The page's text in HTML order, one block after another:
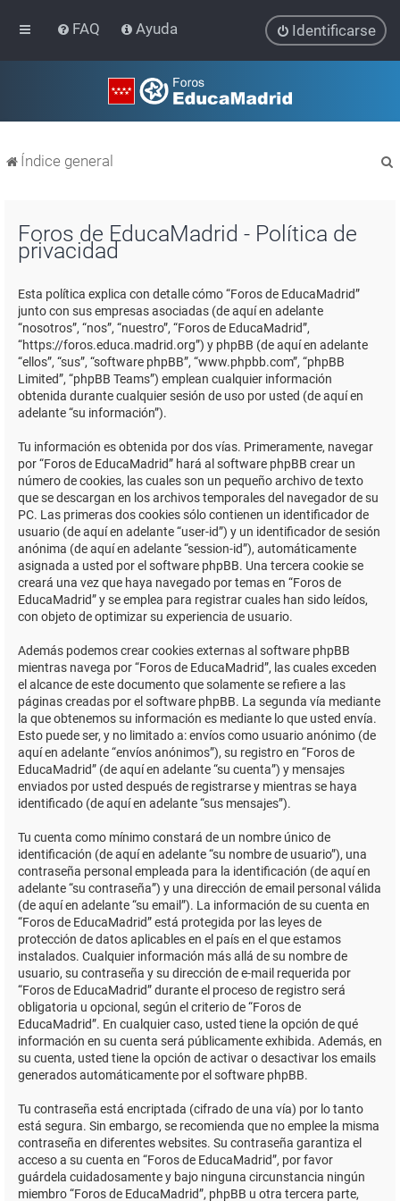
FAQ Ayuda Identificarse
Índice general
Foros de EducaMadrid - Política de
privacidad
Esta política explica con detalle cómo “Foros de EducaMadrid”
junto con sus empresas asociadas (de aquí en adelante
“nosotros”, “nos”, “nuestro”, “Foros de EducaMadrid”,
“https://foros.educa.madrid.org”) y phpBB (de aquí en adelante
“ellos”, “sus”, “software phpBB”, “www.phpbb.com”, “phpBB
Limited”, “phpBB Teams”) emplean cualquier información
obtenida durante cualquier sesión de uso por usted (de aquí en
adelante “su información”).
Tu información es obtenida por dos vías. Primeramente, navegar
por “Foros de EducaMadrid” hará al software phpBB crear un
número de cookies, las cuales son un pequeño archivo de texto
que se descargan en los archivos temporales del navegador de su
PC. Las primeras dos cookies sólo contienen un identificador de
usuario (de aquí en adelante “user-id”) y un identificador de sesión
anónima (de aquí en adelante “session-id”), automáticamente
asignada a usted por el software phpBB. Una tercera cookie se
creará una vez que haya navegado por temas en “Foros de
EducaMadrid” y se emplea para registrar cuales han sido leídos,
con objeto de optimizar su experiencia de usuario.
Además podemos crear cookies externas al software phpBB
mientras navega por “Foros de EducaMadrid”, las cuales exceden
el alcance de este documento que solamente se refiere a las
páginas creadas por el software phpBB. La segunda vía mediante
la que obtenemos su información es mediante lo que usted envía.
Esto puede ser, y no limitado a: envíos como usuario anónimo (de
aquí en adelante “envíos anónimos”), su registro en “Foros de
EducaMadrid” (de aquí en adelante “su cuenta”) y mensajes
enviados por usted después de registrarse y mientras se haya
identificado (de aquí en adelante “sus mensajes”).
Tu cuenta como mínimo constará de un nombre único de
identificación (de aquí en adelante “su nombre de usuario”), una
contraseña personal empleada para la identificación (de aquí en
adelante “su contraseña”) y una dirección de email personal válida
(de aquí en adelante “su email”). La información de su cuenta en
“Foros de EducaMadrid” está protegida por las leyes de
protección de datos aplicables en el país en el que estamos
instalados. Cualquier información más allá de su nombre de
usuario, su contraseña y su dirección de e-mail requerida por
“Foros de EducaMadrid” durante el proceso de registro será
obligatoria u opcional, según el criterio de “Foros de
EducaMadrid”. En cualquier caso, usted tiene la opción de qué
información en su cuenta será públicamente exhibida. Además, en
su cuenta, usted tiene la opción de activar o desactivar los emails
generados automáticamente por el software phpBB.
Tu contraseña está encriptada (cifrado de una vía) por lo tanto
está segura. Sin embargo, se recomienda que no emplee la misma
contraseña en diferentes websites. Su contraseña garantiza el
acceso a su cuenta en “Foros de EducaMadrid”, por favor
guárdela cuidadosamente y bajo ninguna circunstancia ningún
miembro “Foros de EducaMadrid”, phpBB u otra tercera parte,